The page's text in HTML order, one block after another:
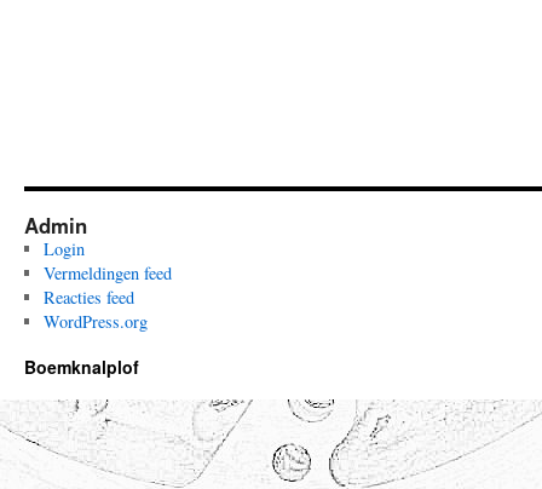
Admin
Login
Vermeldingen feed
Reacties feed
WordPress.org
Boemknalplof